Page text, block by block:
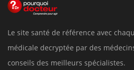
Le site santé de référence avec
médicale decryptée par des
conseils des meilleurs spécialistes.